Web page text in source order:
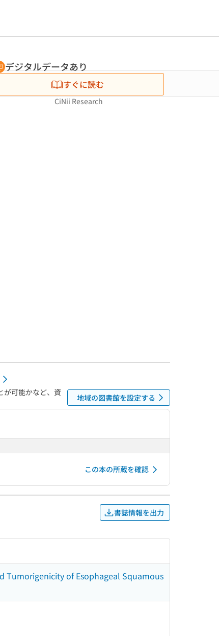
デジタルデータあり
すぐに読む
CiNii Research
が可能かなど、資
地域の図書館を設定する
この本の所蔵を確認
書誌情報を出力
Tumorigenicity of Esophageal Squamous